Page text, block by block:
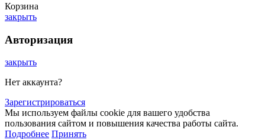
Корзина
закрыть
Авторизация
закрыть
Нет аккаунта?
Зарегистрироваться
Мы используем файлы cookie для вашего удобства
пользования сайтом и повышения качества работы сайта.
Подробнее Принять